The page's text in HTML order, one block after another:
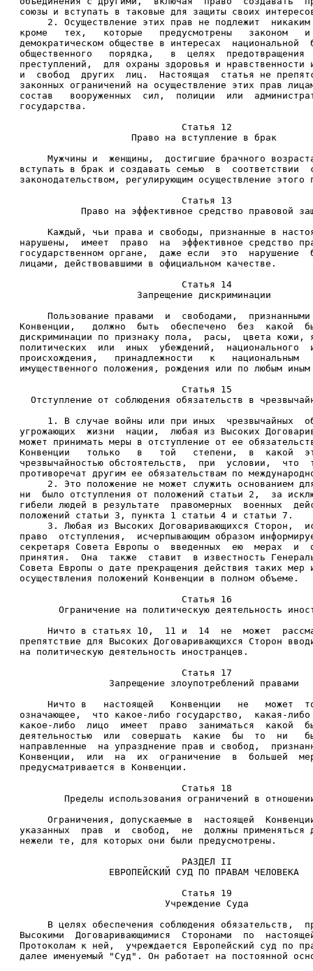
союзы и вступать в таковые для защиты своих
2. Осуществление этих прав не подлежит
кроме   тех,   которые   предусмотрены   законом
демократическом обществе в интересах  национальной
общественного   порядка,   в  целях
преступлений,  для охраны здоровья и
и  свобод  других  лиц.  Настоящая  статья не
законных ограничений на осуществление этих прав
состав   вооруженных  сил,  полиции  или
государства.
                             Статья 12
                    Право на вступление в брак
Мужчины и  женщины,  достигшие брачного
вступать в брак и создавать семью  в  соответствии
законодательством, регулирующим осуществление
                             Статья 13
Право на эффективное средство правовой
Каждый, чьи права и свободы, признанные в
нарушены,  имеет  право  на  эффективное средство
государственном органе,  даже если  это  нарушение
лицами, действовавшими в официальном качестве.
                             Статья 14
                     Запрещение дискриминации
Пользование правами  и  свободами,
Конвенции,   должно  быть  обеспечено  без  какой
дискриминации по признаку пола,  расы,  цвета
политических  или  иных  убеждений,  национального
происхождения,   принадлежности   к   национальным
имущественного положения, рождения или по любым
                             Статья 15
Отступление от соблюдения обязательств в
1. В случае войны или при иных  чрезвычайных
угрожающих  жизни  нации,  любая из Высоких
может принимать меры в отступление от ее
Конвенции   только   в   той   степени,  в  какой
чрезвычайностью обстоятельств,  при  условии,
противоречат другим ее обязательствам по
2. Это положение не может служить основанием
ни  было отступления от положений статьи 2,  за
гибели людей в результате  правомерных  военных
положений статьи 3, пункта 1 статьи 4 и статьи 7.
3. Любая из Высоких Договаривающихся Сторон,
право  отступления,  исчерпывающим образом
секретаря Совета Европы о  введенных  ею  мерах  и
принятия.  Она  также  ставит  в известность
Совета Европы о дате прекращения действия таких мер
осуществления положений Конвенции в полном объеме.
                             Статья 16
Ограничение на политическую деятельность
Ничто в статьях 10,  11 и  14  не  может
препятствие для Высоких Договаривающихся Сторон
на политическую деятельность иностранцев.
                             Статья 17
                Запрещение злоупотреблений правами
Ничто в   настоящей   Конвенции   не   может
означающее,  что какое-либо государство,  какая-
какое-либо  лицо  имеет  право  заниматься  какой
деятельностью  или  совершать  какие  бы  то  ни
направленные  на упразднение прав и свобод,
Конвенции,  или  на  их  ограничение  в  большей
предусматривается в Конвенции.
                             Статья 18
Пределы использования ограничений в
Ограничения, допускаемые в  настоящей
указанных  прав  и  свобод,  не  должны
нежели те, для которых они были предусмотрены.
                             РАЗДЕЛ II
                ЕВРОПЕЙСКИЙ СУД ПО ПРАВАМ ЧЕЛОВЕКА
                             Статья 19
                          Учреждение Суда
В целях обеспечения соблюдения обязательств,
Высокими  Договаривающимися  Сторонами  по
Протоколам к ней,  учреждается Европейский суд по
далее именуемый "Суд". Он работает на постоянной